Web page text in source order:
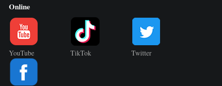
Online
YouTube TikTok Twitter